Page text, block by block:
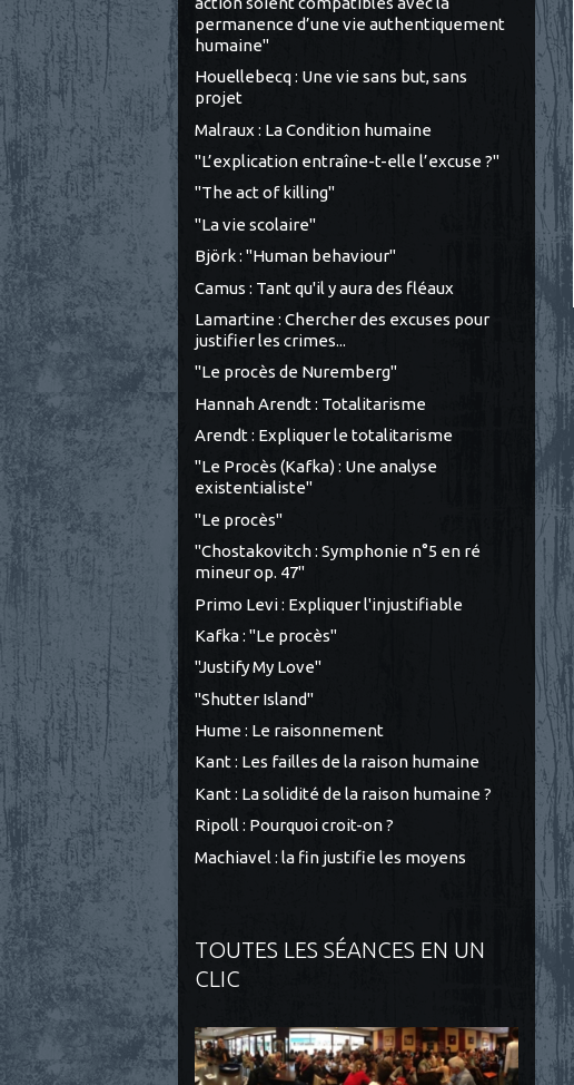
permanence d’une vie authentiquement
humaine"
Houellebecq : Une vie sans but, sans
projet
Malraux : La Condition humaine
"L’explication entraîne-t-elle l’excuse ?"
"The act of killing"
"La vie scolaire"
Björk : "Human behaviour"
Camus : Tant qu'il y aura des fléaux
Lamartine : Chercher des excuses pour
justifier les crimes...
"Le procès de Nuremberg"
Hannah Arendt : Totalitarisme
Arendt : Expliquer le totalitarisme
"Le Procès (Kafka) : Une analyse
existentialiste"
"Le procès"
"Chostakovitch : Symphonie n°5 en ré
mineur op. 47"
Primo Levi : Expliquer l'injustifiable
Kafka : "Le procès"
"Justify My Love"
"Shutter Island"
Hume : Le raisonnement
Kant : Les failles de la raison humaine
Kant : La solidité de la raison humaine ?
Ripoll : Pourquoi croit-on ?
Machiavel : la fin justifie les moyens
TOUTES LES SÉANCES EN UN
CLIC